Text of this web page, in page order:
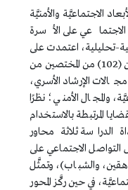
الاجتماعيَّة والأمنيَّة
على الأسرة
تحليلية، اعتمدت على
استبانة وُجِّهت إلى عينة قصدية مكوَّنة من (102) من المختصين من
الإرشاد الأسري،
والمجال الأمني؛ نظرًا
المرتبطة بالاستخدام
الدراسة ثلاثة محاور
التواصل الاجتماعي على
والشباب)، وتمثَّل
في حين ركَّز المحور